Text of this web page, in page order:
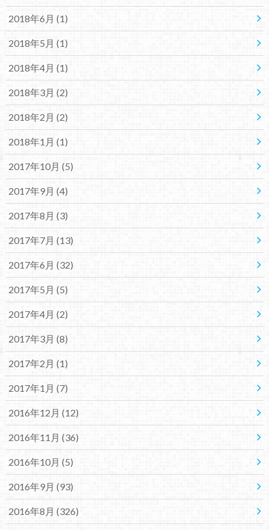
2018年6月 (1)
2018年5月 (1)
2018年4月 (1)
2018年3月 (2)
2018年2月 (2)
2018年1月 (1)
2017年10月 (5)
2017年9月 (4)
2017年8月 (3)
2017年7月 (13)
2017年6月 (32)
2017年5月 (5)
2017年4月 (2)
2017年3月 (8)
2017年2月 (1)
2017年1月 (7)
2016年12月 (12)
2016年11月 (36)
2016年10月 (5)
2016年9月 (93)
2016年8月 (326)